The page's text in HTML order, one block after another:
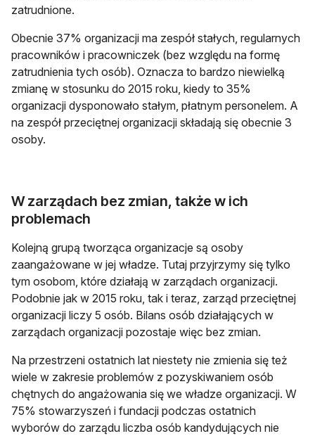
zatrudnione.
Obecnie 37% organizacji ma zespół stałych, regularnych
pracowników i pracowniczek (bez względu na formę
zatrudnienia tych osób). Oznacza to bardzo niewielką
zmianę w stosunku do 2015 roku, kiedy to 35%
organizacji dysponowało stałym, płatnym personelem. A
na zespół przeciętnej organizacji składają się obecnie 3
osoby.
W zarządach bez zmian, także w ich
problemach
Kolejną grupą tworząca organizacje są osoby
zaangażowane w jej władze. Tutaj przyjrzymy się tylko
tym osobom, które działają w zarządach organizacji.
Podobnie jak w 2015 roku, tak i teraz, zarząd przeciętnej
organizacji liczy 5 osób. Bilans osób działających w
zarządach organizacji pozostaje więc bez zmian.
Na przestrzeni ostatnich lat niestety nie zmienia się też
wiele w zakresie problemów z pozyskiwaniem osób
chętnych do angażowania się we władze organizacji. W
75% stowarzyszeń i fundacji podczas ostatnich
wyborów do zarządu liczba osób kandydujących nie